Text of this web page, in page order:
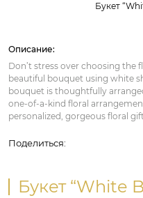
Букет
Описание:
Don’t stress over choosing the
beautiful bouquet using white
bouquet is thoughtfully
one-of-a-kind floral
personalized, gorgeous floral
Поделиться:
Букет “White